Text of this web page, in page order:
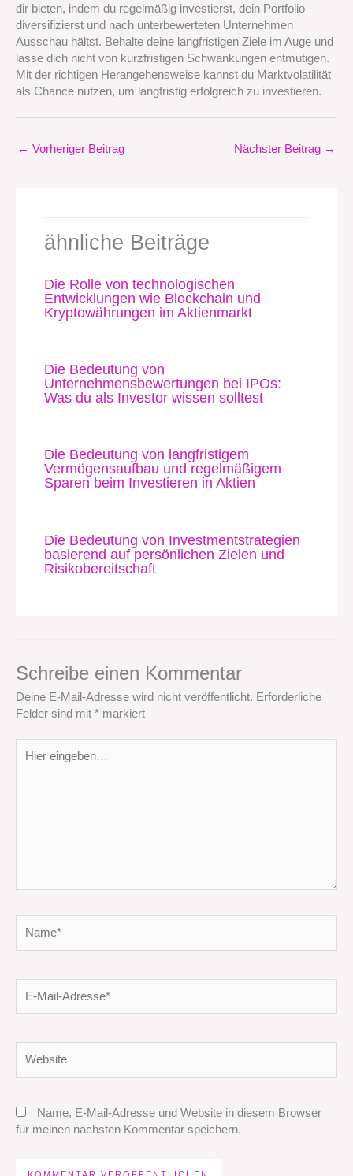
dir bieten, indem du regelmäßig investierst, dein Portfolio
diversifizierst und nach unterbewerteten Unternehmen
Ausschau hältst. Behalte deine langfristigen Ziele im Auge und
lasse dich nicht von kurzfristigen Schwankungen entmutigen.
Mit der richtigen Herangehensweise kannst du Marktvolatilität
als Chance nutzen, um langfristig erfolgreich zu investieren.
← Vorheriger Beitrag Nächster Beitrag →
ähnliche Beiträge
Die Rolle von technologischen
Entwicklungen wie Blockchain und
Kryptowährungen im Aktienmarkt
Die Bedeutung von
Unternehmensbewertungen bei IPOs:
Was du als Investor wissen solltest
Die Bedeutung von langfristigem
Vermögensaufbau und regelmäßigem
Sparen beim Investieren in Aktien
Die Bedeutung von Investmentstrategien
basierend auf persönlichen Zielen und
Risikobereitschaft
Schreibe einen Kommentar
Deine E-Mail-Adresse wird nicht veröffentlicht. Erforderliche
Felder sind mit * markiert
eingeben…
Mail-
Name, E-Mail-Adresse und Website in diesem Browser
für meinen nächsten Kommentar speichern.